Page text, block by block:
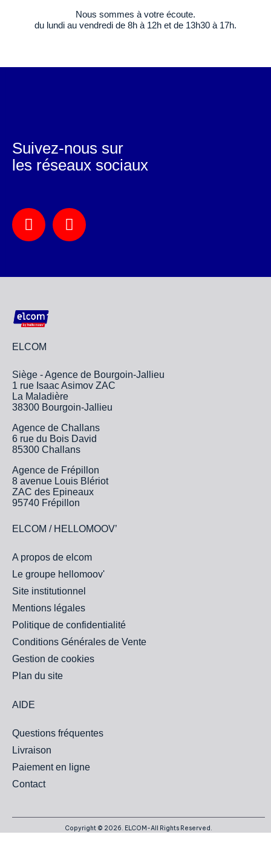
Nous sommes à votre écoute.
du lundi au vendredi de 8h à 12h et de 13h30 à 17h.
ELCOM
Siège - Agence de Bourgoin-Jallieu
1 rue Isaac Asimov ZAC
La Maladière
38300 Bourgoin-Jallieu
Agence de Challans
6 rue du Bois David
85300 Challans
Agence de Frépillon
8 avenue Louis Blériot
ZAC des Epineaux
95740 Frépillon
ELCOM / HELLOMOOV’
A propos de elcom
Le groupe hellomoov'
Site institutionnel
Mentions légales
Politique de confidentialité
Conditions Générales de Vente
Gestion de cookies
Plan du site
AIDE
Questions fréquentes
Livraison
Paiement en ligne
Contact
Copyright © 2026. ELCOM-All Rights Reserved.
Suivez-nous sur
les réseaux sociaux